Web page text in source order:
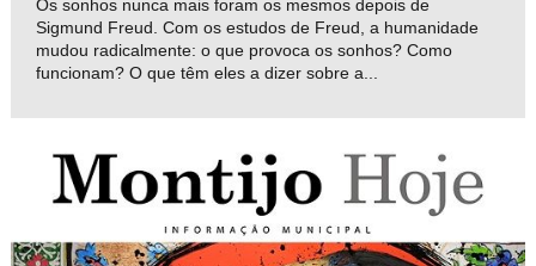
Os sonhos nunca mais foram os mesmos depois de
Sigmund Freud. Com os estudos de Freud, a humanidade
mudou radicalmente: o que provoca os sonhos? Como
funcionam? O que têm eles a dizer sobre a...